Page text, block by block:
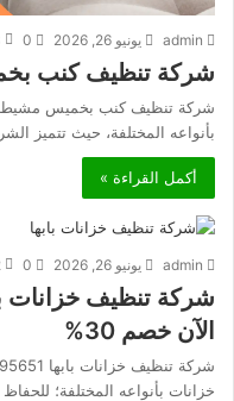
admin يونيو 26, 2026 0
شركة تنظيف كنب
شركة تنظيف كنب بخميس مشيط
بأنواعه المختلفة، حيث تتميز
أكمل القراءة »
admin يونيو 26, 2026 0
الآن خصم 30%
خزانات بأنواعه المختلفة؛